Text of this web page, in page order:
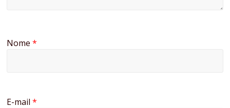
Nome*
E-mail*